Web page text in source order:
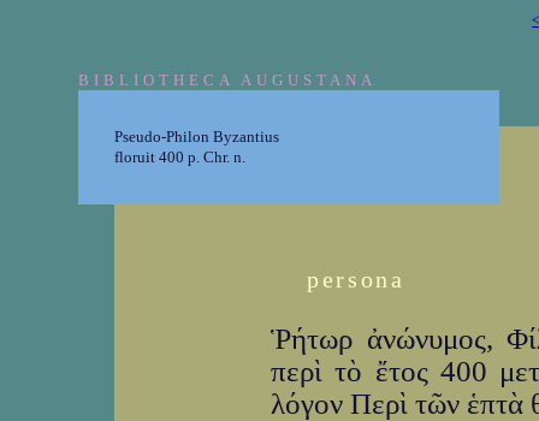
BIBLIOTHECA AUGUSTANA
Pseudo-Philon Byzantius
floruit 400 p. Chr. n.
persona
Ῥήτωρ ἀνώνυμος,
περὶ τὸ ἔτος 400
λόγον Περὶ τῶν ἑπτὰ